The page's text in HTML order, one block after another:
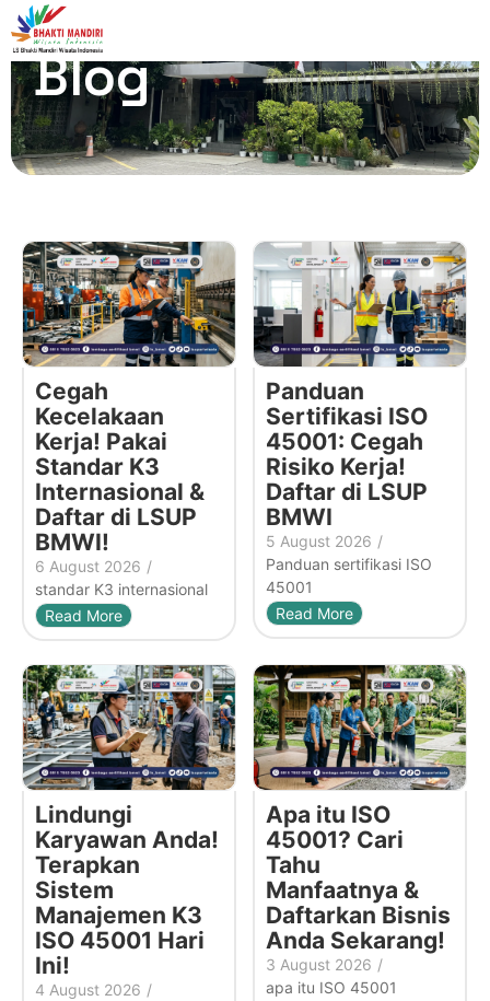
Blog
Cegah
Kecelakaan
Kerja! Pakai
Standar K3
Internasional &
Daftar di LSUP
BMWI!
6 August 2026 /
standar K3 internasional
Read More
Panduan
Sertifikasi ISO
45001: Cegah
Risiko Kerja!
Daftar di LSUP
BMWI
5 August 2026 /
Panduan sertifikasi ISO
45001
Read More
Lindungi
Karyawan Anda!
Terapkan
Sistem
Manajemen K3
ISO 45001 Hari
Ini!
4 August 2026 /
Apa itu ISO
45001? Cari
Tahu
Manfaatnya &
Daftarkan Bisnis
Anda Sekarang!
3 August 2026 /
apa itu ISO 45001